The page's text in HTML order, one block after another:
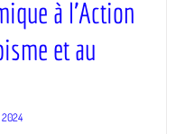
l’Olympisme
à l’Action
et au